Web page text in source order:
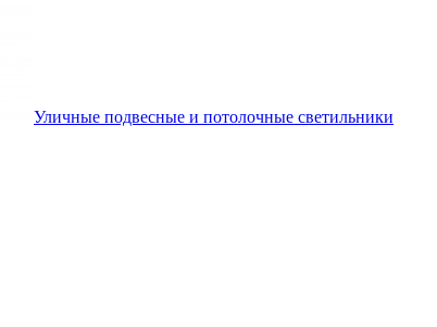
Уличные подвесные и потолочные светильники